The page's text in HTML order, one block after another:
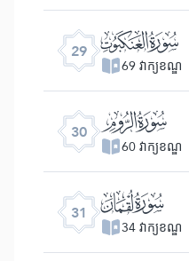
29 ﮩ
69 វាក្យខណ្ឌ
30 ﮪ
60 វាក្យខណ្ឌ
31 ﮫ
34 វាក្យខណ្ឌ